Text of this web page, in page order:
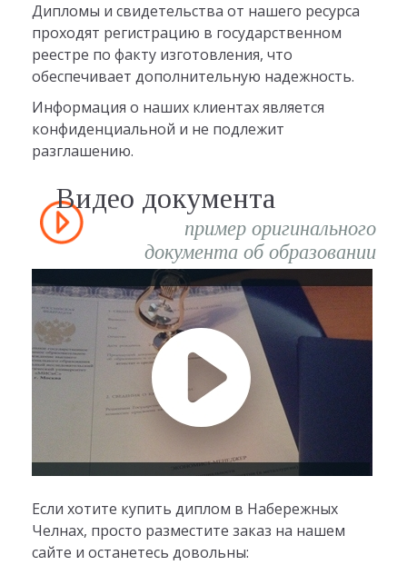
Дипломы и свидетельства от нашего ресурса
проходят регистрацию в государственном
реестре по факту изготовления, что
обеспечивает дополнительную надежность.
Информация о наших клиентах является
конфиденциальной и не подлежит
разглашению.
Видео документа
пример оригинального
документа об образовании
Если хотите купить диплом в Набережных
Челнах, просто разместите заказ на нашем
сайте и останетесь довольны: